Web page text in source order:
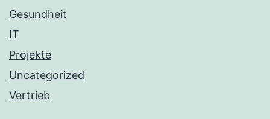
Gesundheit
IT
Projekte
Uncategorized
Vertrieb